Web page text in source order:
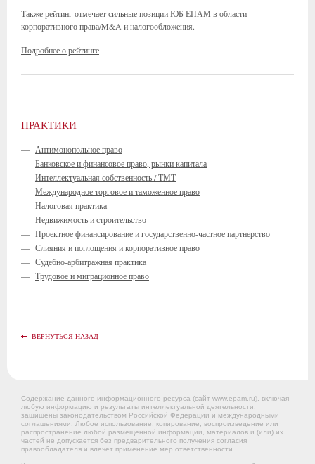
Также рейтинг отмечает сильные позиции ЮБ ЕПАМ в области
корпоративного права/M&A и налогообложения.
Подробнее о рейтинге
ПРАКТИКИ
— Антимонопольное право
— Банковское и финансовое право, рынки капитала
— Интеллектуальная собственность / ТМТ
— Международное торговое и таможенное право
— Налоговая практика
— Недвижимость и строительство
— Проектное финансирование и государственно-частное партнерство
— Слияния и поглощения и корпоративное право
— Судебно-арбитражная практика
— Трудовое и миграционное право
ВЕРНУТЬСЯ НАЗАД
Содержание данного информационного ресурса (сайт www.epam.ru), включая
любую информацию и результаты интеллектуальной деятельности,
защищены законодательством Российской Федерации и международными
соглашениями. Любое использование, копирование, воспроизведение или
распространение любой размещенной информации, материалов и (или) их
частей не допускается без предварительного получения согласия
правообладателя и влечет применение мер ответственности.